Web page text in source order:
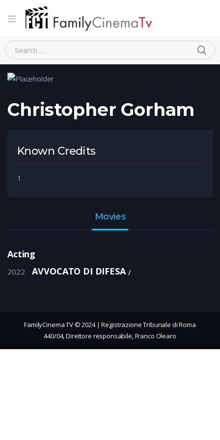
Home Person Christopher Gorham
Christopher Gorham
Known Credits
1
Movies
Acting
2022 AVVOCATO DI DIFESA
FamilyCinema TV © 2024 | Registrazione Tribunale di Roma
440/04, Direttore responsabile, Franco Olearo